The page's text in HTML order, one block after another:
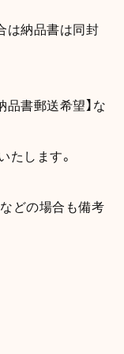
は納品書は同封
品書郵送希望】な
たします。
どの場合も備考